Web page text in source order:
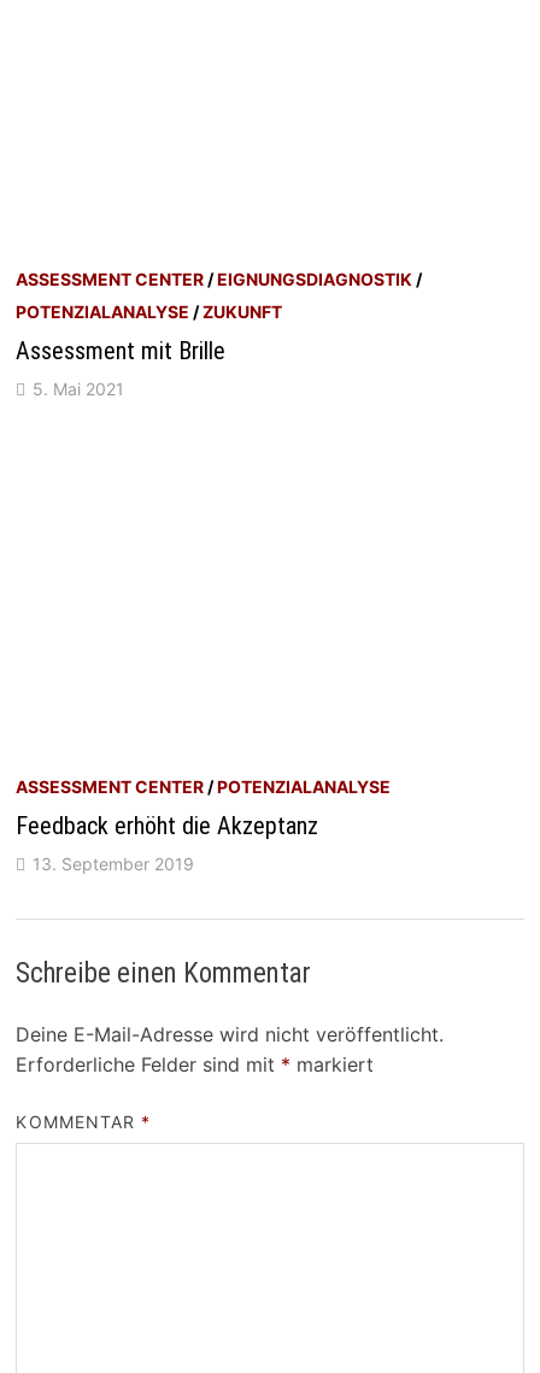
ASSESSMENT CENTER /EIGNUNGSDIAGNOSTIK /
POTENZIALANALYSE /ZUKUNFT
Assessment mit Brille
5. Mai 2021
ASSESSMENT CENTER /POTENZIALANALYSE
Feedback erhöht die Akzeptanz
13. September 2019
Schreibe einen Kommentar
Deine E-Mail-Adresse wird nicht veröffentlicht.
Erforderliche Felder sind mit * markiert
KOMMENTAR *